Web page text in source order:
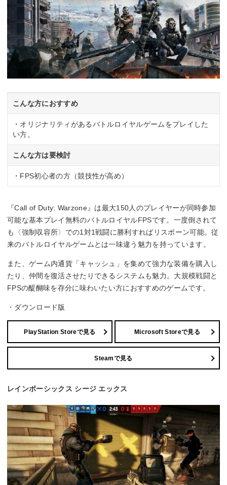
こんな方におすすめ
・オリジナリティがあるバトルロイヤルゲームをプレイした
い方。
こんな方は要検討
・FPS初心者の方（競技性が高め）
『Call of Duty: Warzone』は最大150人のプレイヤーが同時参加
可能な基本プレイ無料のバトルロイヤルFPSです。一度倒されて
も〈強制収容所〉での1対1戦闘に勝利すればリスポーン可能。従
来のバトルロイヤルゲームとは一味違う魅力を持っています。
また、ゲーム内通貨「キャッシュ」を集めて強力な装備を購入し
たり、仲間を復活させたりできるシステムも魅力。大規模戦闘と
FPSの醍醐味を存分に味わいたい方におすすめのゲームです。
・ダウンロード版
PlayStation Storeで見る Microsoft Storeで見る
Steamで見る
レインボーシックス シージ エックス